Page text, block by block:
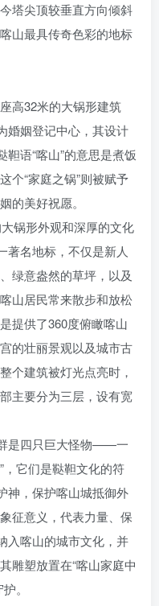
塔尖顶较垂直方向倾斜
山最具传奇色彩的地标
高32米的大锅形建筑
婚姻登记中心，其设计
靼语“喀山”的意思是煮饭
个“家庭之锅”则被赋予
的美好祝愿。
锅形外观和深厚的文化
著名地标，不仅是新人
绿意盎然的草坪，以及
山居民常来散步和放松
提供了360度俯瞰喀山
的壮丽景观以及城市古
个建筑被灯光点亮时，
主要分为三层，设有宽
是四只巨大怪物——一
，它们是鞑靼文化的符
神，保护喀山城抵御外
征意义，代表力量、保
入喀山的城市文化，并
雕塑放置在“喀山家庭中
。